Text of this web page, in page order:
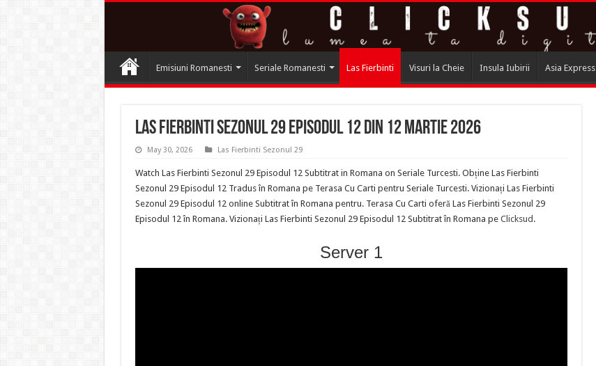
Emisiuni Romanesti Seriale Romanesti Las Fierbinti Visuri la Cheie Insula Iubirii Asia Express
Las Fierbinti Sezonul 29 Episodul 12 din 12 Martie 2026
May 30, 2026 Las Fierbinti Sezonul 29
Watch Las Fierbinti Sezonul 29 Episodul 12 Subtitrat in Romana on Seriale Turcesti. Obține Las Fierbinti
Sezonul 29 Episodul 12 Tradus în Romana pe Terasa Cu Carti pentru Seriale Turcesti. Vizionați Las Fierbinti
Sezonul 29 Episodul 12 online Subtitrat în Romana pentru. Terasa Cu Carti oferă Las Fierbinti Sezonul 29
Episodul 12 în Romana. Vizionați Las Fierbinti Sezonul 29 Episodul 12 Subtitrat în Romana pe Clicksud .
Server 1